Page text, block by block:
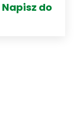
Napisz do